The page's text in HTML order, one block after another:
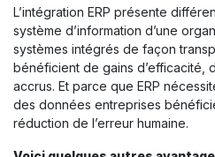
L’intégration ERP présente
système d’information d’une
systèmes intégrés de façon
bénéficient de gains d’efficacité,
accrus. Et parce que ERP
des données entreprises
réduction de l’erreur humaine.